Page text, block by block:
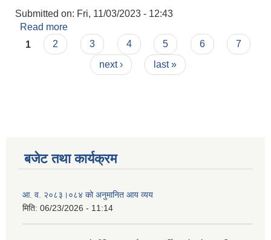
Submitted on: Fri, 11/03/2023 - 12:43
Read more
Pages
1 2 3 4 5 6
7
next ›
last »
बजेट तथा कार्यक्रम
आ. व. २०८३।०८४ को अनुमानित आय व्यय
मिति: 06/23/2026 - 11:14